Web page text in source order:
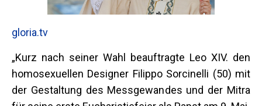
gloria.tv
„Kurz nach seiner Wahl beauftragte Leo XIV. den
homosexuellen Designer Filippo Sorcinelli (50) mit
der Gestaltung des Messgewandes und der Mitra